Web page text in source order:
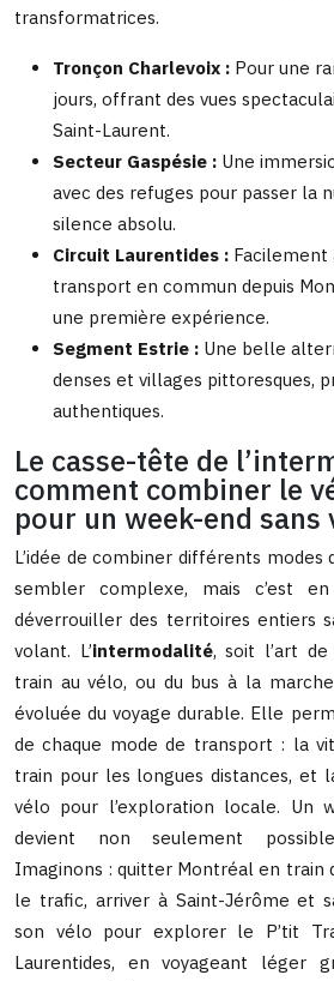
transformatrices.
Tronçon Charlevoix : Pour une
jours, offrant des vues
Saint-Laurent.
Secteur Gaspésie : Une
avec des refuges pour passer la
silence absolu.
Circuit Laurentides : Facilement
transport en commun depuis
une première expérience.
Segment Estrie : Une belle
denses et villages pittoresques,
authentiques.
Le casse-tête de
comment combiner le
pour un week-end sans
L’idée de combiner différents
sembler complexe, mais c’est
déverrouiller des territoires entiers
volant. L’intermodalité, soit l’art
train au vélo, ou du bus à la
évoluée du voyage durable. Elle
de chaque mode de transport : la
train pour les longues distances, et
vélo pour l’exploration locale. Un
devient non seulement
Imaginons : quitter Montréal en train
le trafic, arriver à Saint-Jérôme et
son vélo pour explorer le P’tit
Laurentides, en voyageant léger